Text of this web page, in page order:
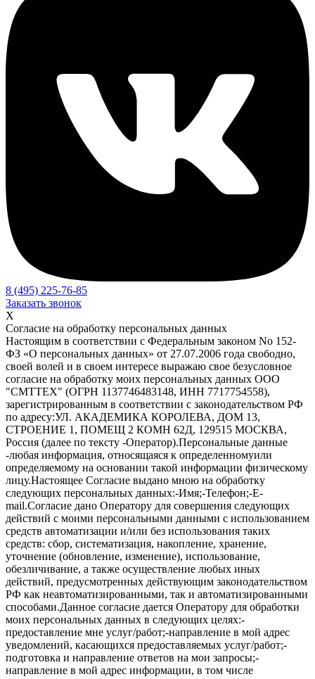
8 (495) 225-76-85
Заказать звонок
X
Согласие на обработку персональных данных
Настоящим в соответствии с Федеральным законом No 152-
ФЗ «О персональных данных» от 27.07.2006 года свободно,
своей волей и в своем интересе выражаю свое безусловное
согласие на обработку моих персональных данных ООО
"СМТТЕХ" (ОГРН 1137746483148, ИНН 7717754558),
зарегистрированным в соответствии с законодательством РФ
по адресу:УЛ. АКАДЕМИКА КОРОЛЕВА, ДОМ 13,
СТРОЕНИЕ 1, ПОМЕЩ 2 КОМН 62Д, 129515 МОСКВА,
Россия (далее по тексту -Оператор).Персональные данные
-любая информация, относящаяся к определенномуили
определяемому на основании такой информации физическому
лицу.Настоящее Согласие выдано мною на обработку
следующих персональных данных:-Имя;-Телефон;-E-
mail.Согласие дано Оператору для совершения следующих
действий с моими персональными данными с использованием
средств автоматизации и/или без использования таких
средств: сбор, систематизация, накопление, хранение,
уточнение (обновление, изменение), использование,
обезличивание, а также осуществление любых иных
действий, предусмотренных действующим законодательством
РФ как неавтоматизированными, так и автоматизированными
способами.Данное согласие дается Оператору для обработки
моих персональных данных в следующих целях:-
предоставление мне услуг/работ;-направление в мой адрес
уведомлений, касающихся предоставляемых услуг/работ;-
подготовка и направление ответов на мои запросы;-
направление в мой адрес информации, в том числе